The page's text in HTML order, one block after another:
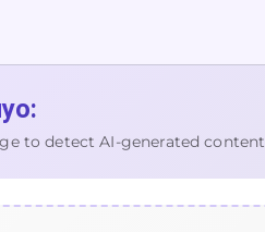
to detect AI-generated content